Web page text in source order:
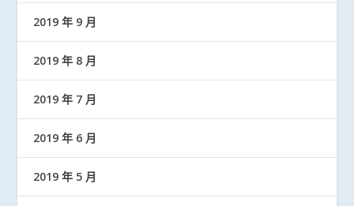
2019 年 9 月
2019 年 8 月
2019 年 7 月
2019 年 6 月
2019 年 5 月